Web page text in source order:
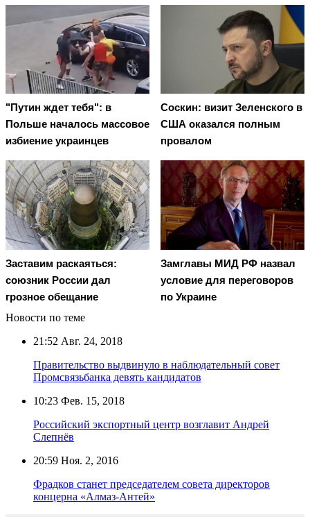
"Путин ждет тебя": в
Польше началось массовое
избиение украинцев
Соскин: визит Зеленского в
США оказался полным
провалом
Заставим раскаяться:
союзник России дал
грозное обещание
Замглавы МИД РФ назвал
условие для переговоров
по Украине
Новости по теме
21:52 Авг. 24, 2018
Правительство выдвинуло в наблюдательный совет
Промсвязьбанка девять кандидатов
10:23 Фев. 15, 2018
Российский экспортный центр возглавит Андрей
Слепнёв
20:59 Ноя. 2, 2016
Фрадков станет председателем совета директоров
концерна «Алмаз-Антей»